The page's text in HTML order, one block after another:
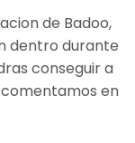
de Badoo,
dentro durante
conseguir a
en